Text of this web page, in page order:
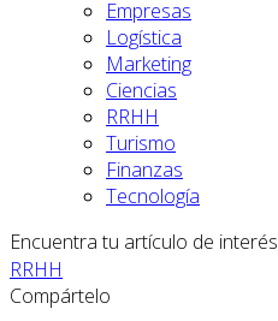
Empresas
Logística
Marketing
Ciencias
RRHH
Turismo
Finanzas
Tecnología
Encuentra tu artículo de interés
RRHH
Compártelo